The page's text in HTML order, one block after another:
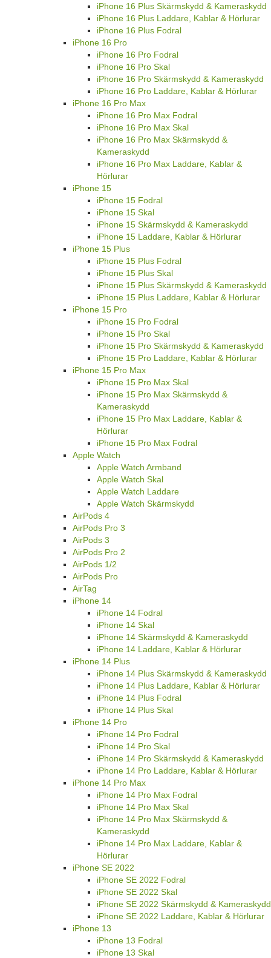
iPhone 16 Plus Skärmskydd & Kameraskydd
iPhone 16 Plus Laddare, Kablar & Hörlurar
iPhone 16 Plus Fodral
iPhone 16 Pro
iPhone 16 Pro Fodral
iPhone 16 Pro Skal
iPhone 16 Pro Skärmskydd & Kameraskydd
iPhone 16 Pro Laddare, Kablar & Hörlurar
iPhone 16 Pro Max
iPhone 16 Pro Max Fodral
iPhone 16 Pro Max Skal
iPhone 16 Pro Max Skärmskydd &
Kameraskydd
iPhone 16 Pro Max Laddare, Kablar &
Hörlurar
iPhone 15
iPhone 15 Fodral
iPhone 15 Skal
iPhone 15 Skärmskydd & Kameraskydd
iPhone 15 Laddare, Kablar & Hörlurar
iPhone 15 Plus
iPhone 15 Plus Fodral
iPhone 15 Plus Skal
iPhone 15 Plus Skärmskydd & Kameraskydd
iPhone 15 Plus Laddare, Kablar & Hörlurar
iPhone 15 Pro
iPhone 15 Pro Fodral
iPhone 15 Pro Skal
iPhone 15 Pro Skärmskydd & Kameraskydd
iPhone 15 Pro Laddare, Kablar & Hörlurar
iPhone 15 Pro Max
iPhone 15 Pro Max Skal
iPhone 15 Pro Max Skärmskydd &
Kameraskydd
iPhone 15 Pro Max Laddare, Kablar &
Hörlurar
iPhone 15 Pro Max Fodral
Apple Watch
Apple Watch Armband
Apple Watch Skal
Apple Watch Laddare
Apple Watch Skärmskydd
AirPods 4
AirPods Pro 3
AirPods 3
AirPods Pro 2
AirPods 1/2
AirPods Pro
AirTag
iPhone 14
iPhone 14 Fodral
iPhone 14 Skal
iPhone 14 Skärmskydd & Kameraskydd
iPhone 14 Laddare, Kablar & Hörlurar
iPhone 14 Plus
iPhone 14 Plus Skärmskydd & Kameraskydd
iPhone 14 Plus Laddare, Kablar & Hörlurar
iPhone 14 Plus Fodral
iPhone 14 Plus Skal
iPhone 14 Pro
iPhone 14 Pro Fodral
iPhone 14 Pro Skal
iPhone 14 Pro Skärmskydd & Kameraskydd
iPhone 14 Pro Laddare, Kablar & Hörlurar
iPhone 14 Pro Max
iPhone 14 Pro Max Fodral
iPhone 14 Pro Max Skal
iPhone 14 Pro Max Skärmskydd &
Kameraskydd
iPhone 14 Pro Max Laddare, Kablar &
Hörlurar
iPhone SE 2022
iPhone SE 2022 Fodral
iPhone SE 2022 Skal
iPhone SE 2022 Skärmskydd & Kameraskydd
iPhone SE 2022 Laddare, Kablar & Hörlurar
iPhone 13
iPhone 13 Fodral
iPhone 13 Skal